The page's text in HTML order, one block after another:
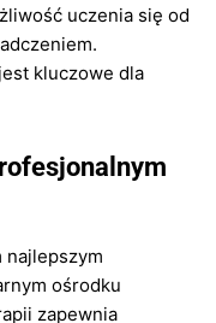
uczenia się od
kluczowe dla
najlepszym
ośrodku
zapewnia